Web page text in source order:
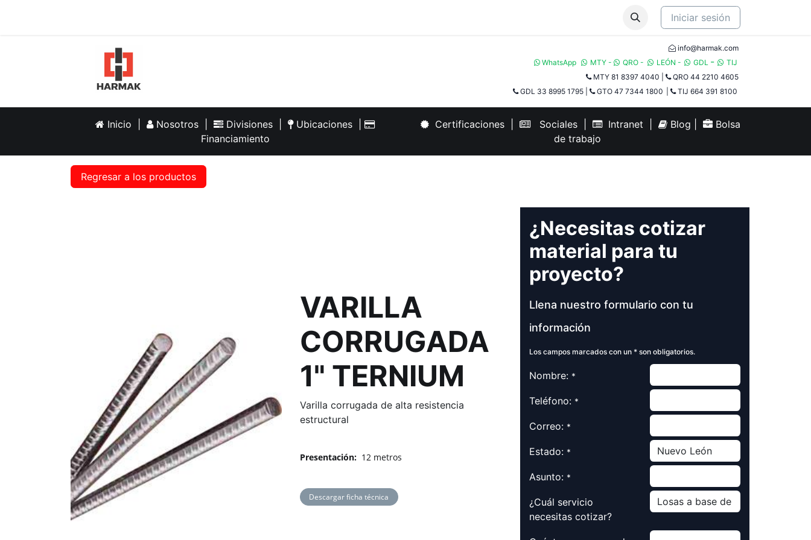
Iniciar sesión
info@harmak.com
WhatsApp
MTY - QRO - LEÓN - GDL -
TIJ​
MTY 81 8397 4040
QRO 44 2210 4605
GDL 33 8995 1795
GTO 47 7344 1800 TIJ 664 391 8100
Inicio Nosotros Divisiones Ubicaciones
Financiamiento
Certificaciones Sociales Intranet Blog
Bolsa
de trabajo
Regresar a los productos
VARILLA
CORRUGADA
1" TERNIUM
Varilla corrugada de alta resistencia
estructural
Presentación: 12 metros
Descargar ficha técnica
¿Necesitas cotizar
material para tu
proyecto?
Llena nuestro formulario con tu
información
Los campos marcados con un * son obligatorios.
Nombre: *
Teléfono: *
Correo: *
Estado: *
Asunto: *
¿Cuál servicio
necesitas cotizar?